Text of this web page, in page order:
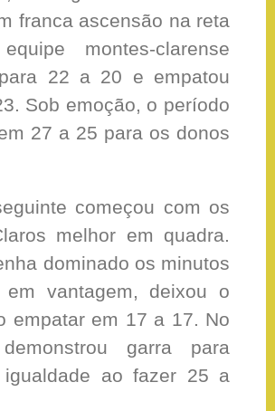
franca ascensão na reta
montes-clarense
22 a 20 e empatou
Sob emoção, o período
27 a 25 para os donos
começou com os
melhor em quadra.
dominado os minutos
vantagem, deixou o
empatar em 17 a 17. No
garra para
ao fazer 25 a